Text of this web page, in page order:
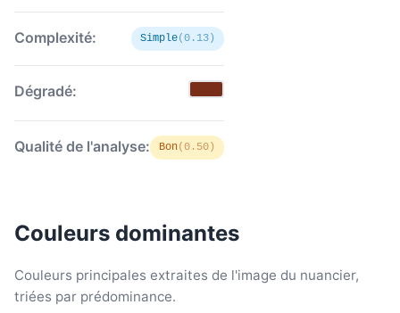
Complexité: Simple(0.13)
Dégradé:
Qualité de l'analyse: Bon(0.50)
Couleurs dominantes
Couleurs principales extraites de l'image du nuancier,
triées par prédominance.